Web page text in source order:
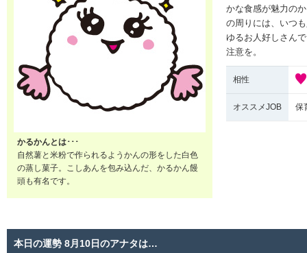
かるかんとは･･･
自然薯と米粉で作られるようかんの形をした白色
の蒸し菓子。こしあんを包み込んだ、かるかん饅
頭も有名です。
かな食感が魅力の
の周りには、いつ
ゆるお人好しさん
注意を。
相性
オススメJOB 保
本日の運勢 8月10日のアナタは…